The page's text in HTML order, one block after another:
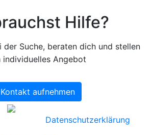
Hilfe?
der Suche, beraten dich und stellen
individuelles Angebot
Kontakt aufnehmen
Datenschutzerklärung